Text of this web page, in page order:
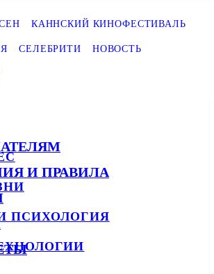
ПСИХОЛОГИЯ
КАННСКИЙ КИНОФЕСТИВАЛЬ
СЕЛЕБРИТИ НОВОСТЬ
И ПРАВИЛА